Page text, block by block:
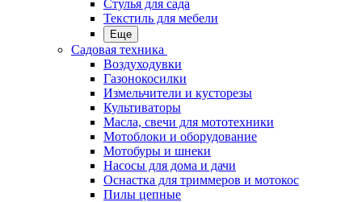
Стулья для сада
Текстиль для мебели
Еще
Садовая техника
Воздуходувки
Газонокосилки
Измельчители и кусторезы
Культиваторы
Масла, свечи для мототехники
Мотоблоки и оборудование
Мотобуры и шнеки
Насосы для дома и дачи
Оснастка для триммеров и мотокос
Пилы цепные